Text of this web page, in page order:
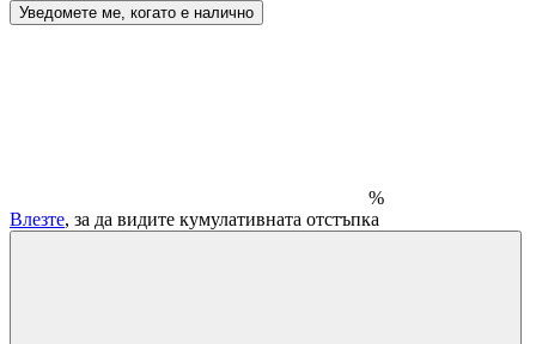
Уведомете ме, когато е налично
%
Влезте, за да видите кумулативната отстъпка